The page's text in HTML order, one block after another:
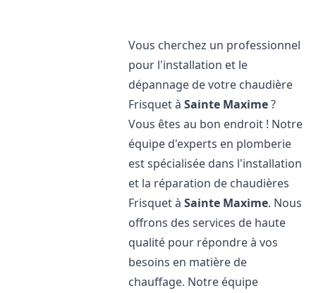
Vous cherchez un professionnel
pour l'installation et le
dépannage de votre chaudière
Frisquet àSainte Maxime?
Vous êtes au bon endroit ! Notre
équipe d'experts en plomberie
est spécialisée dans l'installation
et la réparation de chaudières
Frisquet àSainte Maxime. Nous
offrons des services de haute
qualité pour répondre à vos
besoins en matière de
chauffage. Notre équipe